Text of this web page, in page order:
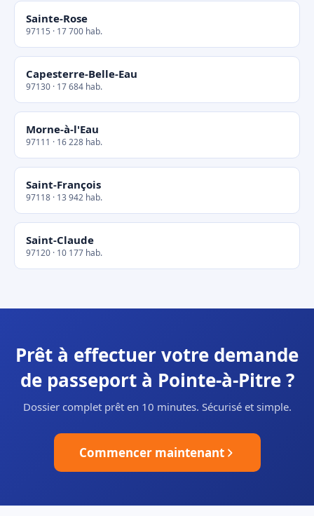
Sainte-Rose
97115 · 17 700 hab.
Capesterre-Belle-Eau
97130 · 17 684 hab.
Morne-à-l'Eau
97111 · 16 228 hab.
Saint-François
97118 · 13 942 hab.
Saint-Claude
97120 · 10 177 hab.
Prêt à effectuer votre demande
de passeport à Pointe-à-Pitre ?
Dossier complet prêt en 10 minutes. Sécurisé et simple.
Commencer maintenant